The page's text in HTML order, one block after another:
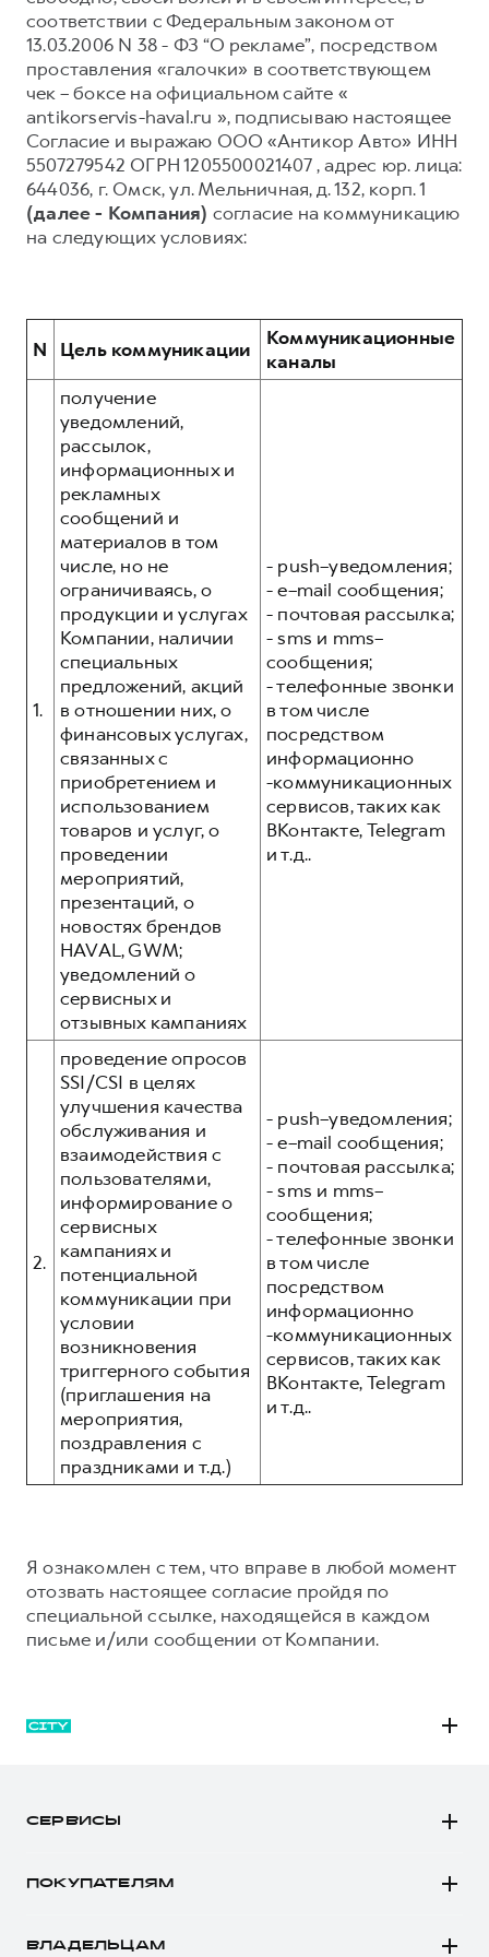
DARGO
от 3 199 000 ₽
DARGO X
от 3 499 000 ₽
POER
от 3 449 000 ₽
Тест-драйв
Трейд-ин
КРЕДИТ И СТРАХОВАНИЕ
Кредитный калькулятор
Страхование
Кредит
Для малого бизнеса
Корпоративным клиентам
Крупным корпоративным клиентам
Система управления автопарком
Сервис для корпоративных клиентов
HAVAL Лизинг
АКСЕССУАРЫ HAVAL
Автомобильные аксессуары
Коллекция CITY
Коллекция Базовая
Коллекция Детская
СЕРВИСНОЕ ОБСЛУЖИВАНИЕ
Нулевое ТО
Программа «Помощь на дороге»
Регламенты технического обслуживания
Электронный ПТС
ПОДДЕРЖКА
Гарантия HAVAL
Мобильное приложение GWM
Программа «HAVAL Защита+»
Руководства по эксплуатации
Подписки
АКСЕССУАРЫ HAVAL
Автомобильные аксессуары
Коллекция CITY
Коллекция Базовая
Коллекция Детская
О дилере
Наша команда
Контакты
соответствии с Федеральным законом от
13.03.2006 N 38 - ФЗ “О рекламе”, посредством
проставления «галочки» в соответствующем
чек – боксе на официальном сайте «
antikorservis-haval.ru », подписываю настоящее
Согласие и выражаю ООО «Антикор Авто» ИНН
5507279542 ОГРН 1205500021407 , адрес юр. лица:
644036, г. Омск, ул. Мельничная, д. 132, корп. 1
(далее - Компания) согласие на коммуникацию
на следующих условиях:
N Цель коммуникации
Коммуникационные
каналы
1.
получение
уведомлений,
рассылок,
информационных и
рекламных
сообщений и
материалов в том
числе, но не
ограничиваясь, о
продукции и услугах
Компании, наличии
специальных
предложений, акций
в отношении них, о
финансовых услугах,
связанных с
приобретением и
использованием
товаров и услуг, о
проведении
мероприятий,
презентаций, о
новостях брендов
HAVAL, GWM;
уведомлений о
сервисных и
отзывных кампаниях
- push–уведомления;
- e–mail сообщения;
- почтовая рассылка;
- sms и mms–
сообщения;
- телефонные звонки
в том числе
посредством
информационно
-коммуникационных
сервисов, таких как
ВКонтакте, Telegram
и т.д..
2.
проведение опросов
SSI/CSI в целях
улучшения качества
обслуживания и
взаимодействия с
пользователями,
информирование о
сервисных
кампаниях и
потенциальной
коммуникации при
условии
возникновения
триггерного события
(приглашения на
мероприятия,
поздравления с
праздниками и т.д.)
- push–уведомления;
- e–mail сообщения;
- почтовая рассылка;
- sms и mms–
сообщения;
- телефонные звонки
в том числе
посредством
информационно
-коммуникационных
сервисов, таких как
ВКонтакте, Telegram
и т.д..
Я ознакомлен с тем, что вправе в любой момент
отозвать настоящее согласие пройдя по
специальной ссылке, находящейся в каждом
письме и/или сообщении от Компании.
СЕРВИСЫ
ПОКУПАТЕЛЯМ
ВЛАДЕЛЬЦАМ